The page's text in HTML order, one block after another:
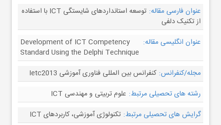
عنوان فارسی مقاله:
توسعه استانداردهای شایستگی ICT با استفاده
از تکنیک دلفی
عنوان انگلیسی مقاله:
Development of ICT Competency
Standard Using the Delphi Technique
مجله/کنفرانس: کنفرانس بین المللی فناوری آموزشی Ietc2013
رشته های تحصیلی مرتبط: علوم تربیتی و مهندسی ICT
گرایش های تحصیلی مرتبط: تکنولوژی آموزشی، کاربردهای ICT